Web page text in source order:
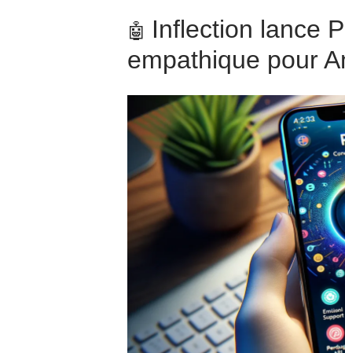
🤖 Inflection lance
empathique pour